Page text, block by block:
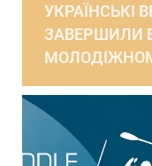
УКРАЇНСЬКІ
ЗАВЕРШИЛИ